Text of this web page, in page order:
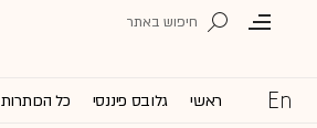
ראשי גלובס פיננסי כל הכותרות